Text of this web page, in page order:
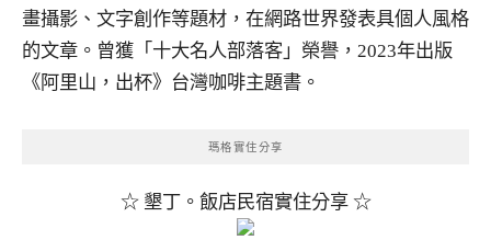
畫攝影、文字創作等題材，在網路世界發表具個人風格
的文章。曾獲「十大名人部落客」榮譽，2023年出版
《阿里山，出杯》台灣咖啡主題書。
瑪格實住分享
☆ 墾丁。飯店民宿實住分享 ☆